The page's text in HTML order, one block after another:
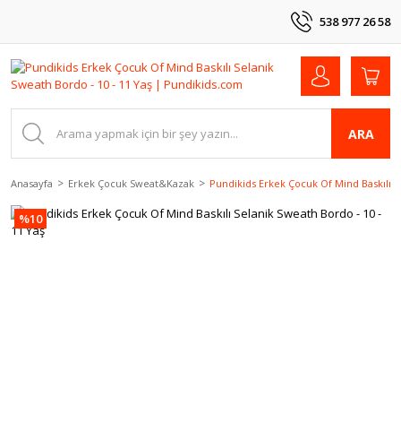
538 977 26 58
ARA
Anasayfa Erkek Çocuk Sweat&Kazak Pundikids Erkek Çocuk Of Mind Baskılı
%10